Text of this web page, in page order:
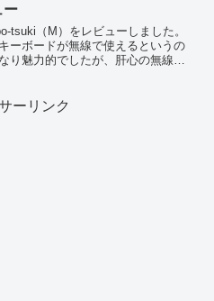
ー
tsuki（M）をレビューしました。
ーボードが無線で使えるというの
り魅力的でしたが、肝心の無線接
ーリンク